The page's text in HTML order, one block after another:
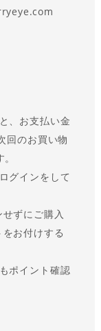
、お支払い金
回のお買い物
グインをして
ずにご購入
お付けする
ポイント確認